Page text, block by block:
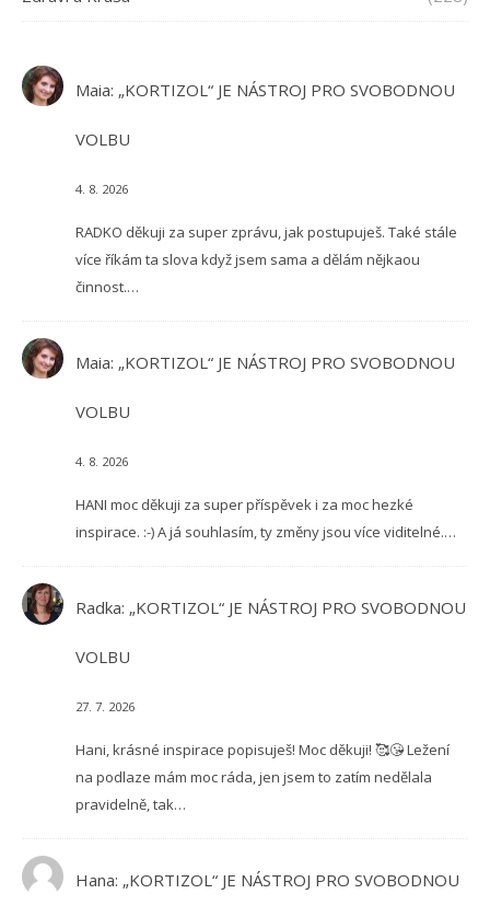
Maia: „KORTIZOL“ JE NÁSTROJ PRO SVOBODNOU
VOLBU
4. 8. 2026
RADKO děkuji za super zprávu, jak postupuješ. Také stále
více říkám ta slova když jsem sama a dělám nějkaou
činnost.…
Maia: „KORTIZOL“ JE NÁSTROJ PRO SVOBODNOU
VOLBU
4. 8. 2026
HANI moc děkuji za super příspěvek i za moc hezké
inspirace. :-) A já souhlasím, ty změny jsou více viditelné.…
Radka: „KORTIZOL“ JE NÁSTROJ PRO SVOBODNOU
VOLBU
27. 7. 2026
Hani, krásné inspirace popisuješ! Moc děkuji! 🥰😘 Ležení
na podlaze mám moc ráda, jen jsem to zatím nedělala
pravidelně, tak…
Hana: „KORTIZOL“ JE NÁSTROJ PRO SVOBODNOU